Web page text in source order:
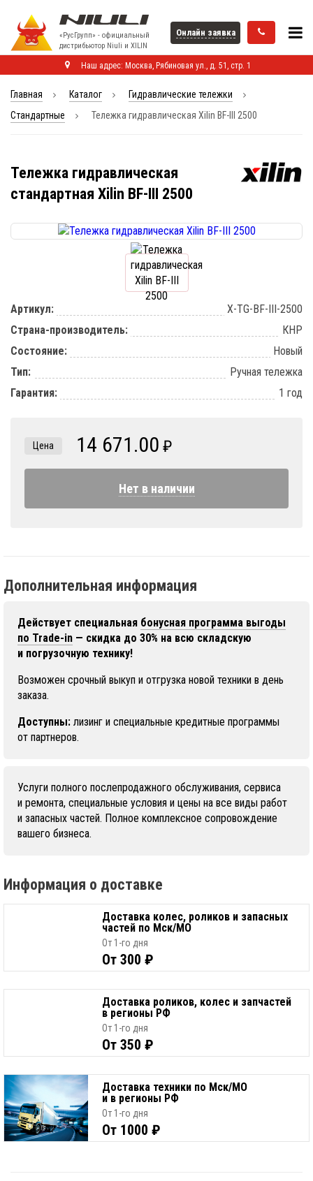
«РусГрупп» - официальный
диcтрибьютор Niuli и XILIN
Онлайн заявка
Наш адрес: Москва, Рябиновая ул., д. 51, стр. 1
Главная Каталог
Гидравлические тележки
Стандартные
Тележка гидравлическая Xilin BF-III 2500
Тележка гидравлическая
стандартная Xilin BF-III 2500
Артикул:
X-TG-BF-III-2500
Страна-производитель:
КНР
Состояние:
Новый
Тип:
Ручная тележка
Гарантия:
1 год
Цена 14 671.00 ₽
Нет в наличии
Дополнительная информация
Действует специальная бонусная программа выгоды
по Trade-in — скидка до 30% на всю складскую
и погрузочную технику!
Возможен срочный выкуп и отгрузка новой техники в день
заказа.
Доступны: лизинг и специальные кредитные программы
от партнеров.
Услуги полного послепродажного обслуживания, сервиса
и ремонта, специальные условия и цены на все виды работ
и запасных частей. Полное комплексное сопровождение
вашего бизнеса.
Информация о доставке
Доставка колес, роликов и запасных
частей по Мск/МО
От 1-го дня
От 300 ₽
Доставка роликов, колес и запчастей
в регионы РФ
От 1-го дня
От 350 ₽
Доставка техники по Мск/МО
и в регионы РФ
От 1-го дня
От 1000 ₽